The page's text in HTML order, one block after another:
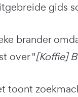
gids
brander
over "[Koffie]
toont